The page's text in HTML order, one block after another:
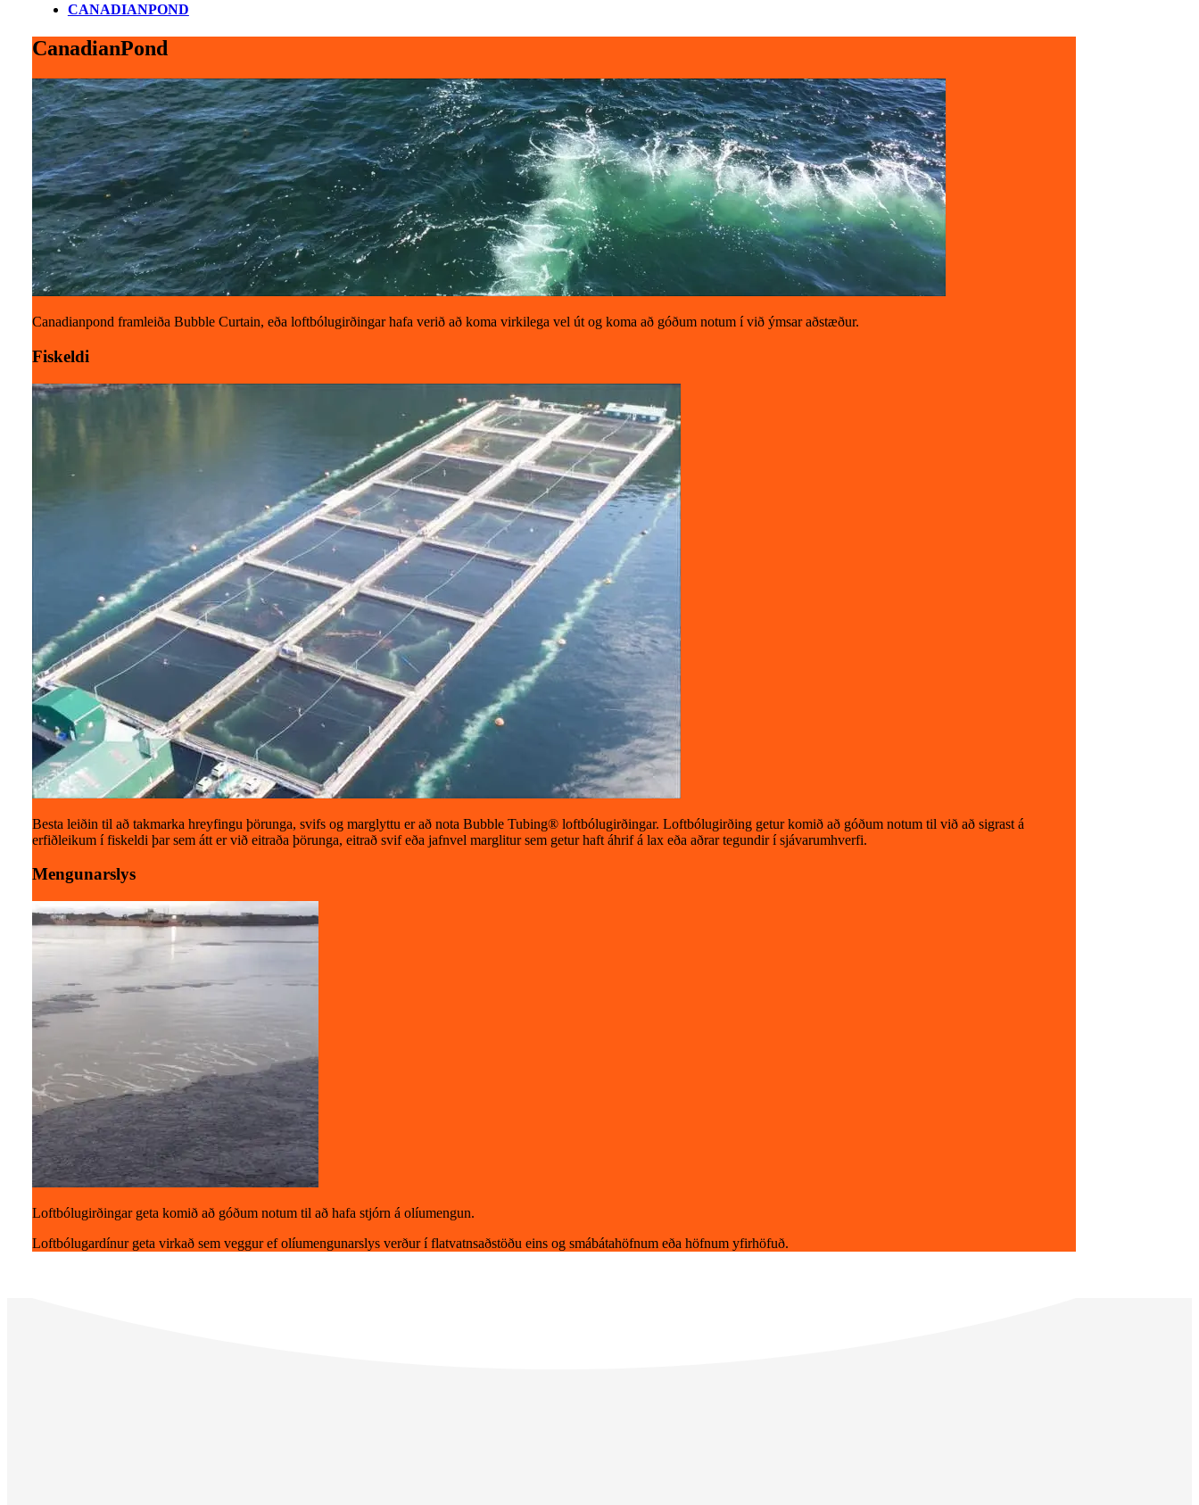
CANADIANPOND
CanadianPond
Canadianpond framleiða Bubble Curtain, eða loftbólugirðingar hafa verið að koma virkilega vel út og koma að góðum notum í við ýmsar aðstæður.
Fiskeldi
Besta leiðin til að takmarka hreyfingu þörunga, svifs og marglyttu er að nota Bubble Tubing® loftbólugirðingar. Loftbólugirðing getur komið að góðum notum til við að sigrast á
erfiðleikum í fiskeldi þar sem átt er við eitraða þörunga, eitrað svif eða jafnvel marglitur sem getur haft áhrif á lax eða aðrar tegundir í sjávarumhverfi.
Mengunarslys
Loftbólugirðingar geta komið að góðum notum til að hafa stjórn á olíumengun.
Loftbólugardínur geta virkað sem veggur ef olíumengunarslys verður í flatvatnsaðstöðu eins og smábátahöfnum eða höfnum yfirhöfuð.